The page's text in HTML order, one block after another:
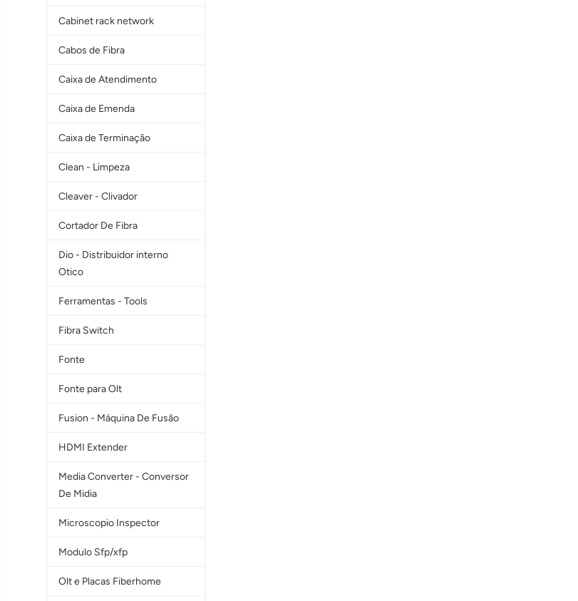
Cabinet rack network
Cabos de Fibra
Caixa de Atendimento
Caixa de Emenda
Caixa de Terminaçâo
Clean - Limpeza
Cleaver - Clivador
Cortador De Fibra
Dio - Distribuidor interno
Otico
Ferramentas - Tools
Fibra Switch
Fonte
Fonte para Olt
Fusion - Máquina De Fusão
HDMI Extender
Media Converter - Conversor
De Midia
Microscopio Inspector
Modulo Sfp/xfp
Olt e Placas Fiberhome